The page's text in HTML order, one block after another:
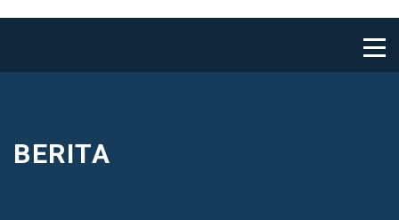
BERITA